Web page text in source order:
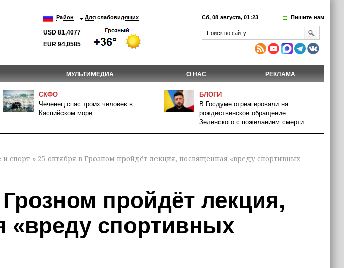
Район Для слабовидящих
USD 81,4077
EUR 94,0585
Сб, 08 августа, 01:23 Пишите нам
МУЛЬТИМЕДИА О НАС РЕКЛАМА
СКФО
Чеченец спас троих человек в
Каспийском море
БЛОГИ
В Госдуме отреагировали на
рождественское обращение
Зеленского с пожеланием смерти
и спорт » 25 октября в Грозном пройдёт лекция, посвященная «вреду спортивных
пройдёт лекция,
«вреду спортивных